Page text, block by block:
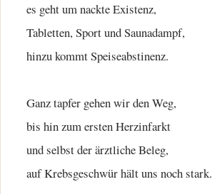
es geht um nackte Existenz,
Tabletten, Sport und Saunadampf,
hinzu kommt Speiseabstinenz.
Ganz tapfer gehen wir den Weg,
bis hin zum ersten Herzinfarkt
und selbst der ärztliche Beleg,
auf Krebsgeschwür hält uns noch stark.